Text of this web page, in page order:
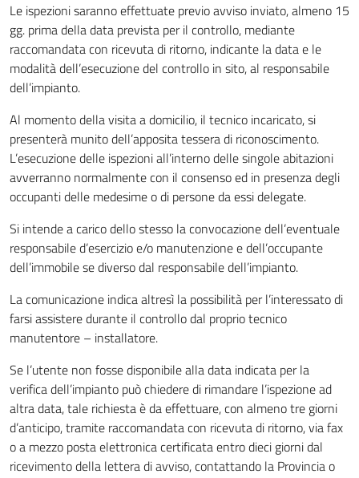
Le ispezioni saranno effettuate previo avviso inviato, almeno 15
gg. prima della data prevista per il controllo, mediante
raccomandata con ricevuta di ritorno, indicante la data e le
modalità dell’esecuzione del controllo in sito, al responsabile
dell’impianto.
Al momento della visita a domicilio, il tecnico incaricato, si
presenterà munito dell’apposita tessera di riconoscimento.
L’esecuzione delle ispezioni all’interno delle singole abitazioni
avverranno normalmente con il consenso ed in presenza degli
occupanti delle medesime o di persone da essi delegate.
Si intende a carico dello stesso la convocazione dell’eventuale
responsabile d’esercizio e/o manutenzione e dell’occupante
dell’immobile se diverso dal responsabile dell’impianto.
La comunicazione indica altresì la possibilità per l’interessato di
farsi assistere durante il controllo dal proprio tecnico
manutentore – installatore.
Se l’utente non fosse disponibile alla data indicata per la
verifica dell’impianto può chiedere di rimandare l’ispezione ad
altra data, tale richiesta è da effettuare, con almeno tre giorni
d’anticipo, tramite raccomandata con ricevuta di ritorno, via fax
o a mezzo posta elettronica certificata entro dieci giorni dal
ricevimento della lettera di avviso, contattando la Provincia o